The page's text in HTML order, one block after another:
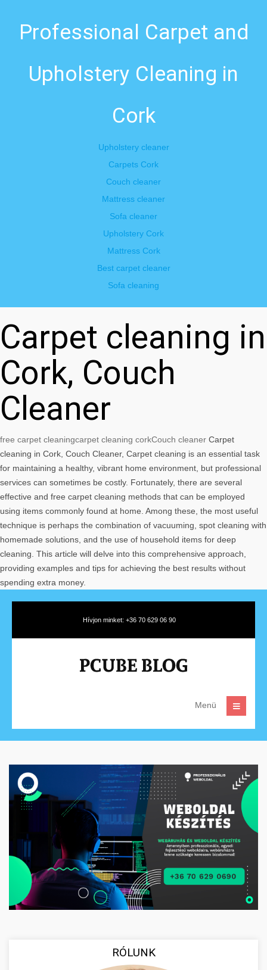
Professional Carpet and
Upholstery Cleaning in
Cork
Upholstery cleaner
Carpets Cork
Couch cleaner
Mattress cleaner
Sofa cleaner
Upholstery Cork
Mattress Cork
Best carpet cleaner
Sofa cleaning
Carpet cleaning in
Cork, Couch
Cleaner
free carpet cleaningcarpet cleaning corkCouch cleaner Carpet
cleaning in Cork, Couch Cleaner, Carpet cleaning is an essential task
for maintaining a healthy, vibrant home environment, but professional
services can sometimes be costly. Fortunately, there are several
effective and free carpet cleaning methods that can be employed
using items commonly found at home. Among these, the most useful
technique is perhaps the combination of vacuuming, spot cleaning with
homemade solutions, and the use of household items for deep
cleaning. This article will delve into this comprehensive approach,
providing examples and tips for achieving the best results without
spending extra money.
Hívjon minket: +36 70 629 06 90
Menü
RÓLUNK